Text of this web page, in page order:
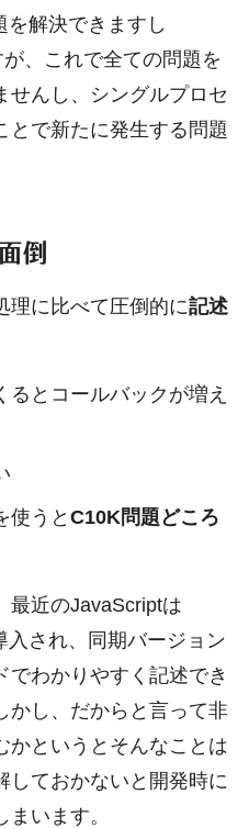
解決できますし
、これで全ての問題を
せんし、シングルプロセ
とで新たに発生する問題
倒
理に比べて圧倒的に記述
とコールバックが増え
使うと C10K問題どころ
最近のJavaScriptは
入され、同期バージョン
でわかりやすく記述でき
かし、だからと言って非
かというとそんなことは
しておかないと開発時に
います。